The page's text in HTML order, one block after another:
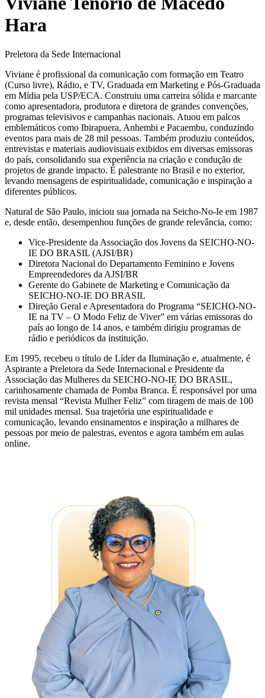
Hara
Preletora da Sede Internacional
Viviane é profissional da comunicação com formação em Teatro
(Curso livre), Rádio, e TV, Graduada em Marketing e Pós-Graduada
em Mídia pela USP/ECA. Construiu uma carreira sólida e marcante
como apresentadora, produtora e diretora de grandes convenções,
programas televisivos e campanhas nacionais. Atuou em palcos
emblemáticos como Ibirapuera, Anhembi e Pacaembu, conduzindo
eventos para mais de 28 mil pessoas. Também produziu conteúdos,
entrevistas e materiais audiovisuais exibidos em diversas emissoras
do país, consolidando sua experiência na criação e condução de
projetos de grande impacto. É palestrante no Brasil e no exterior,
levando mensagens de espiritualidade, comunicação e inspiração a
diferentes públicos.
Natural de São Paulo, iniciou sua jornada na Seicho-No-Ie em 1987
e, desde então, desempenhou funções de grande relevância, como:
Vice-Presidente da Associação dos Jovens da SEICHO-NO-
IE DO BRASIL (AJSI/BR)
Diretora Nacional do Departamento Feminino e Jovens
Empreendedores da AJSI/BR
Gerente do Gabinete de Marketing e Comunicação da
SEICHO-NO-IE DO BRASIL
Direção Geral e Apresentadora do Programa “SEICHO-NO-
IE na TV – O Modo Feliz de Viver” em várias emissoras do
país ao longo de 14 anos, e também dirigiu programas de
rádio e periódicos da instituição.
Em 1995, recebeu o título de Líder da Iluminação e, atualmente, é
Aspirante a Preletora da Sede Internacional e Presidente da
Associação das Mulheres da SEICHO-NO-IE DO BRASIL,
carinhosamente chamada de Pomba Branca. É responsável por uma
revista mensal “Revista Mulher Feliz” com tiragem de mais de 100
mil unidades mensal. Sua trajetória une espiritualidade e
comunicação, levando ensinamentos e inspiração a milhares de
pessoas por meio de palestras, eventos e agora também em aulas
online.